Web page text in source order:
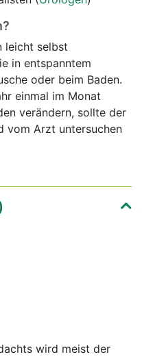
leicht selbst
in entspanntem
oder beim Baden.
einmal im Monat
verändern, sollte der
vom Arzt untersuchen
wird meist der